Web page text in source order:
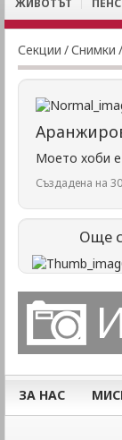
ЖИВОТЪТ
Секции /Снимки /
Моето хоби е
Създадена на
Още
ЗА НАС